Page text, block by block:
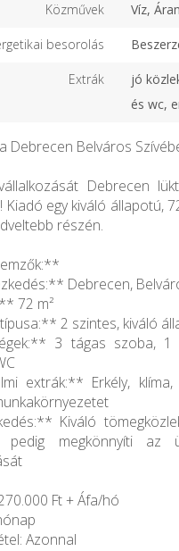
Közművek Víz,
besorolás
Extrák
jó
és wc,
Debrecen Belváros
Debrecen
Kiadó egy kiváló állapotú,
részén.
Debrecen,
72 m²
2 szintes, kiváló
3 tágas szoba, 1
extrák:** Erkély,
Kiváló
pedig megkönnyíti az
Ft + Áfa/hó
Azonnal